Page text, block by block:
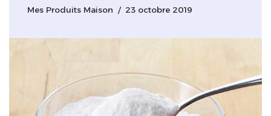
Mes Produits Maison 23 octobre 2019